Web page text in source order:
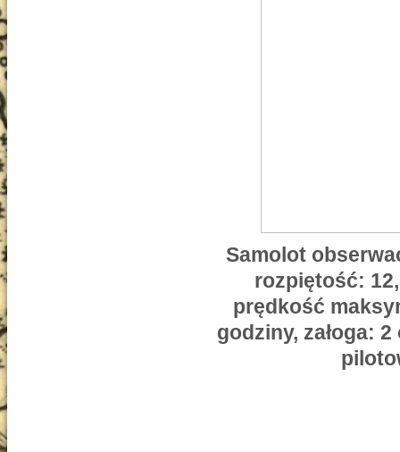
Samolot
rozpiętość:
prędkość
godziny, załoga: